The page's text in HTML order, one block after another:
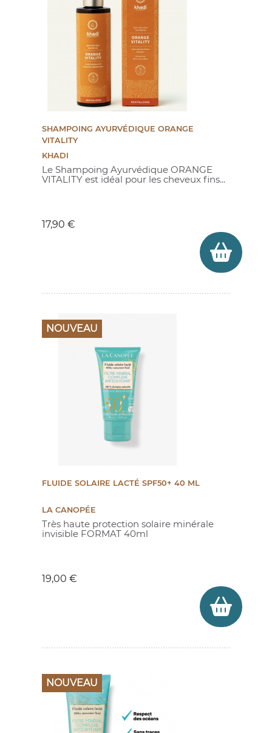
SHAMPOING AYURVÉDIQUE ORANGE
VITALITY
KHADI
Le Shampoing Ayurvédique ORANGE
VITALITY est idéal pour les cheveux fins...
17,90 €
FLUIDE SOLAIRE LACTÉ SPF50+ 40 ML
LA CANOPÉE
Très haute protection solaire minérale
invisible FORMAT 40ml
19,00 €
NOUVEAU
NOUVEAU